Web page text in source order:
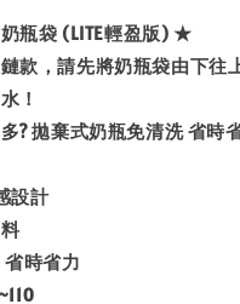
瓶袋 (LITE輕盈版) ★
款，請先將奶瓶袋由下往
！
? 拋棄式奶瓶免清洗 省時
設計
省時省力